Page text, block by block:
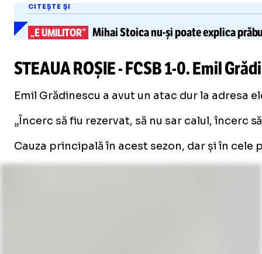
CITEȘTE ȘI
„E UMILITOR” Mihai Stoicanu-șipoate explica
STEAUA ROȘIE - FCSB1-0. Emil
Emil Grădinescu a avut un atac dur la adresa
„Încerc să fiu rezervat, să nu sar calul, încerc
Cauza principală în acest sezon, dar și în